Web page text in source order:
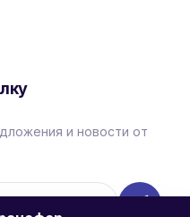
и новости от